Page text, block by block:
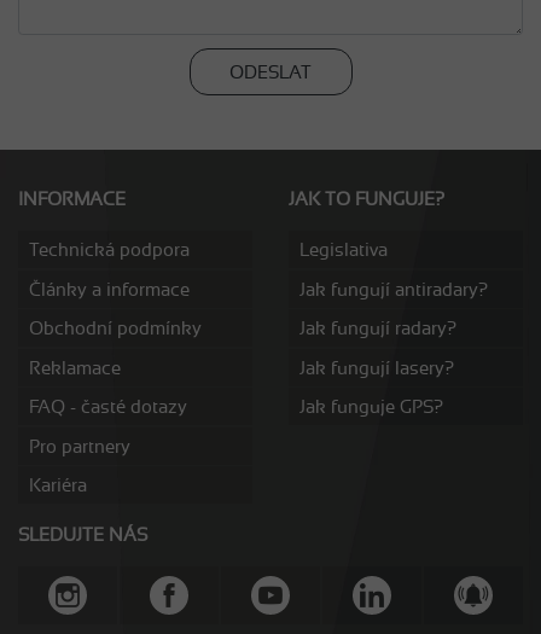
ODESLAT
INFORMACE
Technická podpora
Články a informace
Obchodní podmínky
Reklamace
FAQ - časté dotazy
Pro partnery
Kariéra
JAK TO FUNGUJE?
Legislativa
Jak fungují antiradary?
Jak fungují radary?
Jak fungují lasery?
Jak funguje GPS?
SLEDUJTE NÁS